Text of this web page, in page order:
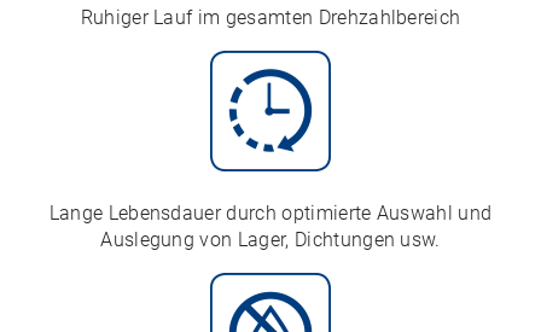
Ruhiger Lauf im gesamten Drehzahlbereich
Lange Lebensdauer durch optimierte Auswahl und
Auslegung von Lager, Dichtungen usw.